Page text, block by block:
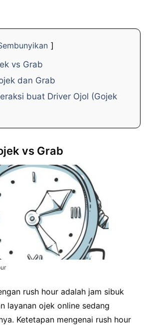
vs Grab
dan Grab
buat Driver Ojol (Gojek
vs Grab
rush hour adalah jam sibuk
layanan ojek online sedang
Ketetapan mengenai rush hour